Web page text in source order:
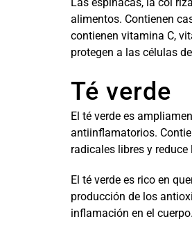
Las espinacas, la col
alimentos. Contienen
contienen vitamina C,
protegen a las células
Té verde
El té verde es
antiinflamatorios.
radicales libres y
El té verde es rico en
producción de los
inflamación en el cuerpo.